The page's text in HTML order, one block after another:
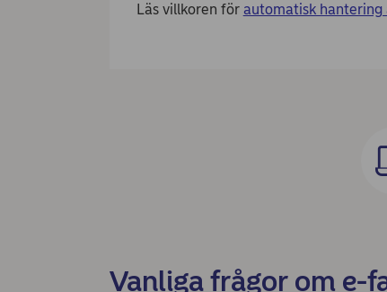
Läs villkoren för automatisk hantering
Vanliga frågor om e-